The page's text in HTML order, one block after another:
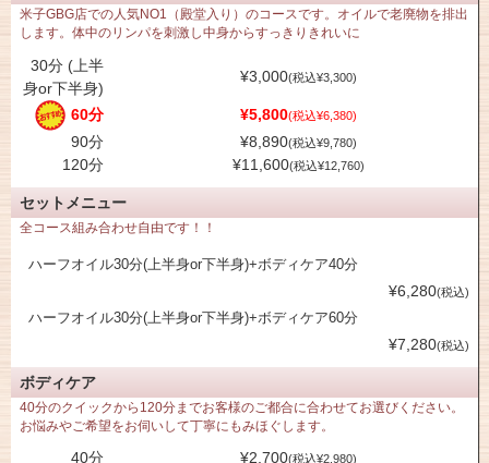
米子GBG店での人気NO1（殿堂入り）のコースです。オイルで老廃物を排出
します。体中のリンパを刺激し中身からすっきりきれいに
30分 (上半
身or下半身)
¥3,000(税込¥3,300)
60分 ¥5,800(税込¥6,380)
90分 ¥8,890(税込¥9,780)
120分 ¥11,600(税込¥12,760)
セットメニュー
全コース組み合わせ自由です！！
ハーフオイル30分(上半身or下半身)+ボディケア40分
¥6,280(税込)
ハーフオイル30分(上半身or下半身)+ボディケア60分
¥7,280(税込)
ボディケア
40分のクイックから120分までお客様のご都合に合わせてお選びください。
お悩みやご希望をお伺いして丁寧にもみほぐします。
40分 ¥2,700(税込¥2,980)